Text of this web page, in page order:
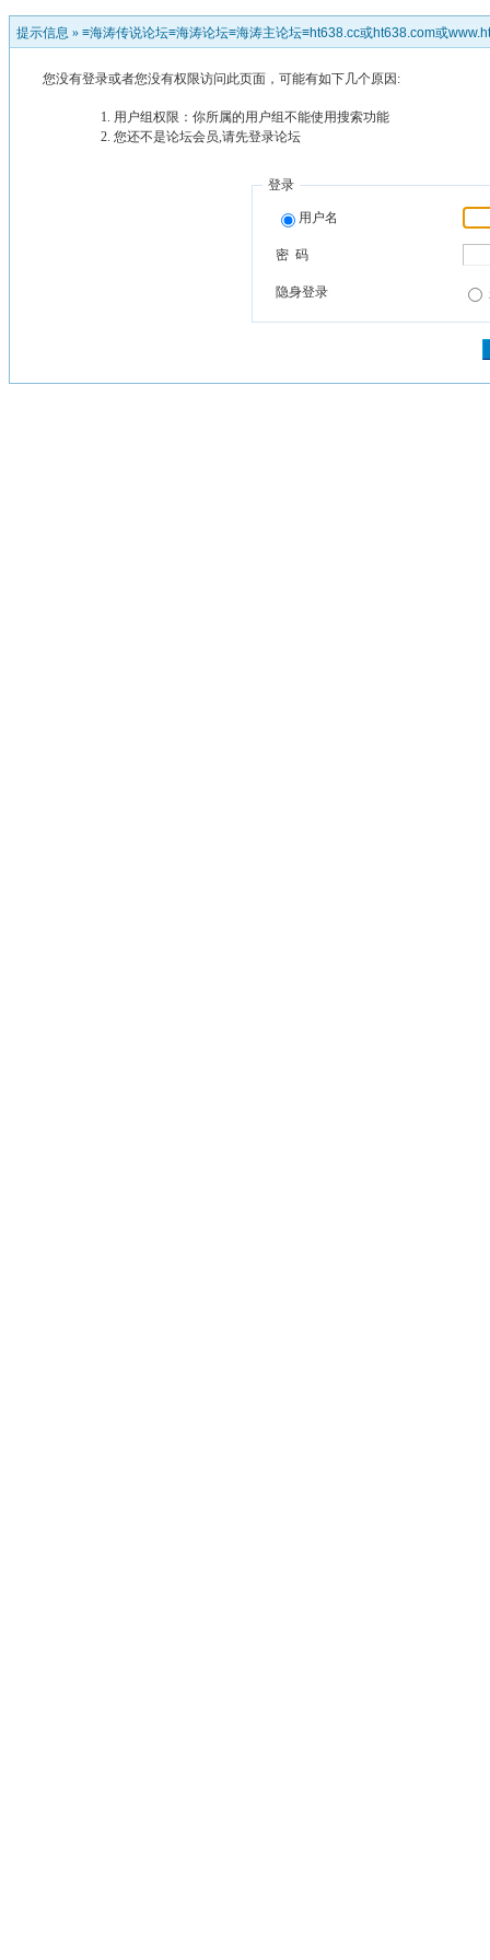
提示信息 » ≡海涛传说论坛≡海涛论坛≡海涛主论坛≡ht638.cc或ht638.com或
您没有登录或者您没有权限访问此页面，可能有如下几个原因:
用户组权限：你所属的用户组不能使用搜索功能
您还不是论坛会员,请先登录论坛
登录
用户名
密 码
隐身登录